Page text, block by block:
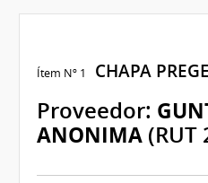
Ítem Nº 1 CHAPA
Proveedor:
ANONIMA (RUT